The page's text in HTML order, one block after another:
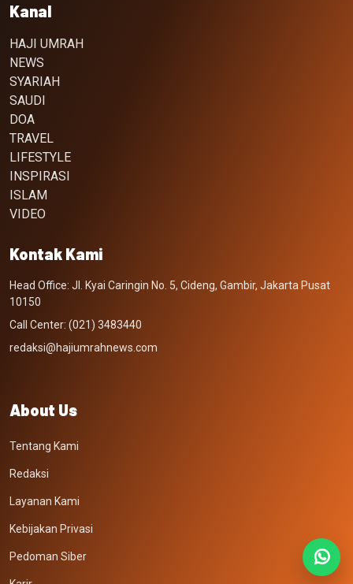
Kanal
HAJI UMRAH
NEWS
SYARIAH
SAUDI
DOA
TRAVEL
LIFESTYLE
INSPIRASI
ISLAM
VIDEO
Kontak Kami
Head Office: Jl. Kyai Caringin No. 5, Cideng, Gambir, Jakarta Pusat
10150
Call Center: (021) 3483440
redaksi@hajiumrahnews.com
About Us
Tentang Kami
Redaksi
Layanan Kami
Kebijakan Privasi
Pedoman Siber